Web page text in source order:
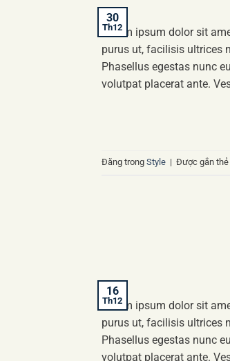
30
Th12
Lorem ipsum dolor sit
purus ut, facilisis ultrices
Phasellus egestas nunc
volutpat placerat ante.
Đăng trong Style | Được gắn thẻ
16
Th12
Lorem ipsum dolor sit
purus ut, facilisis ultrices
Phasellus egestas nunc
volutpat placerat ante.